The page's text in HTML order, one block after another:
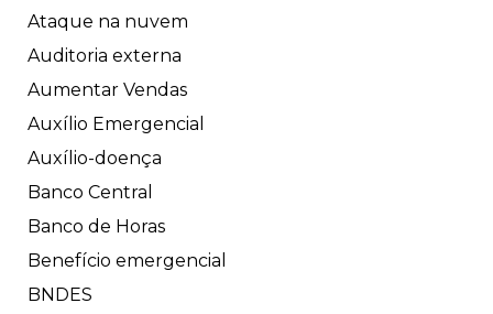
Ataque na nuvem
Auditoria externa
Aumentar Vendas
Auxílio Emergencial
Auxílio-doença
Banco Central
Banco de Horas
Benefício emergencial
BNDES